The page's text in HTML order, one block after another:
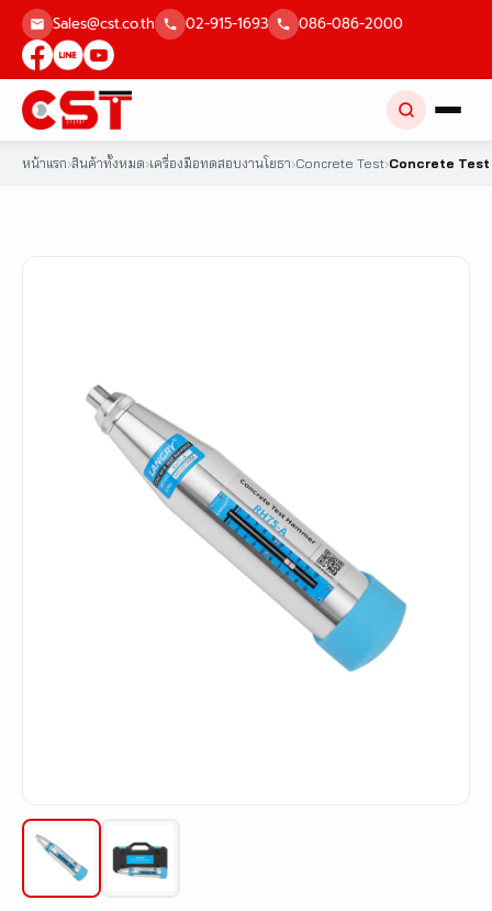
Skip
content
Sales@cst.co.th 02-915-1693 086-086-2000
หน้าแรก›สินค้าทั้งหมด›เครื่องมือทดสอบงานโยธา›Concrete Test›Concrete Test